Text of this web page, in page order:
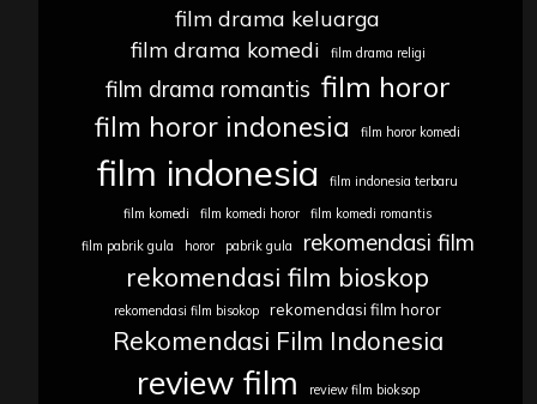
film drama keluarga
film drama komedi
film drama religi
film drama romantis film horor
film horor indonesia film horor komedi
film indonesia
film indonesia terbaru
film komedi
film komedi horor
film komedi romantis
film pabrik gula
horor pabrik gula rekomendasi film
rekomendasi film bioskop
rekomendasi film bisokop rekomendasi film horor
Rekomendasi Film Indonesia
review film review film bioksop